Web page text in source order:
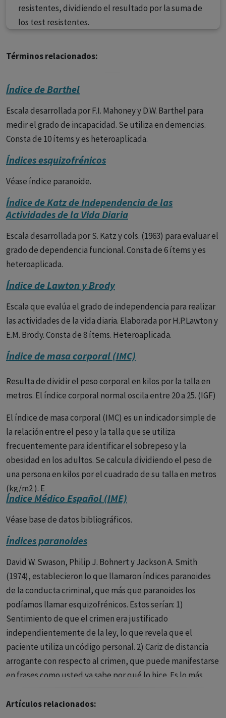
resistentes, dividiendo el resultado por la suma de
los test resistentes.
Términos relacionados:
Índice de Barthel
Escala desarrollada por F.I. Mahoney y D.W. Barthel para
medir el grado de incapacidad. Se utiliza en demencias.
Consta de 10 ítems y es heteroaplicada.
Índices esquizofrénicos
Véase índice paranoide.
Índice de Katz de Independencia de las
Actividades de la Vida Diaria
Escala desarrollada por S. Katz y cols. (1963) para evaluar el
grado de dependencia funcional. Consta de 6 ítems y es
heteroaplicada.
Índice de Lawton y Brody
Escala que evalúa el grado de independencia para realizar
las actividades de la vida diaria. Elaborada por H.P.Lawton y
E.M. Brody. Consta de 8 ítems. Heteroaplicada.
Índice de masa corporal (IMC)
Resulta de dividir el peso corporal en kilos por la talla en
metros. El índice corporal normal oscila entre 20 a 25. (IGF)
El índice de masa corporal (IMC) es un indicador simple de
la relación entre el peso y la talla que se utiliza
frecuentemente para identificar el sobrepeso y la
obesidad en los adultos. Se calcula dividiendo el peso de
una persona en kilos por el cuadrado de su talla en metros
(kg/m2 ). E
obesidad como se indica a continuación:
• Sobrepeso: IMC igual o superior a 25.
• Obesidad: IMC igual o superior a 30.
Comité editorial
Índice Médico Español (IME)
Véase base de datos bibliográficos.
Índices paranoides
David W. Swason, Philip J. Bohnert y Jackson A. Smith
(1974), establecieron lo que llamaron índices paranoides
de la conducta criminal, que más que paranoides los
podíamos llamar esquizofrénicos. Estos serían: 1)
Sentimiento de que el crimen era justificado
independientemente de la ley, lo que revela que el
paciente utiliza un código personal. 2) Cariz de distancia
arrogante con respecto al crimen, que puede manifestarse
en frases como usted ya sabe por qué lo hice. Es lo más
irritabilidad en la gente; llama a atención esa falta de
Artículos relacionados: